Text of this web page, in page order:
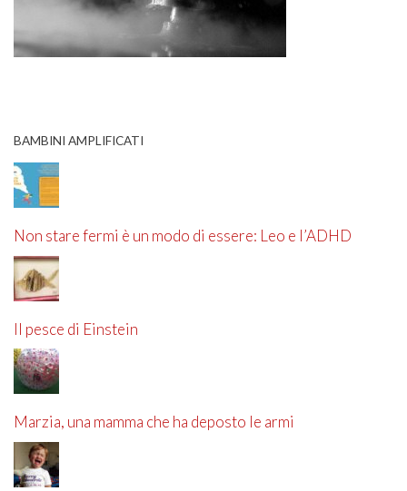
BAMBINI AMPLIFICATI
Non stare fermi è un modo di essere: Leo e l’ADHD
Il pesce di Einstein
Marzia, una mamma che ha deposto le armi